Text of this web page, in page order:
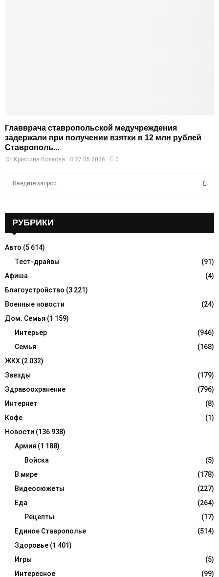
Главврача ставропольской медучреждения
задержали при получении взятки в 12 млн рублей
Ставрополь...
От Кристина Волкова 27.05.2026 0
o
R
C
H
РУБРИКИ
Авто (5 614)
Тест-драйвы
(91)
Афиша
(4)
Благоустройство (3 221)
Военные новости
(24)
Дом. Семья (1 159)
Интерьер
(946)
Семья
(168)
ЖКХ (2 032)
Звезды
(179)
Здравоохранение
(796)
Интернет
(8)
Кофе
(1)
Новости (136 938)
Армия (1 188)
Войска
(5)
В мире
(178)
Видеосюжеты
(227)
Еда
(264)
Рецепты
(17)
Единое Ставрополье
(514)
Здоровье (1 401)
Игры
(5)
Интересное
(99)